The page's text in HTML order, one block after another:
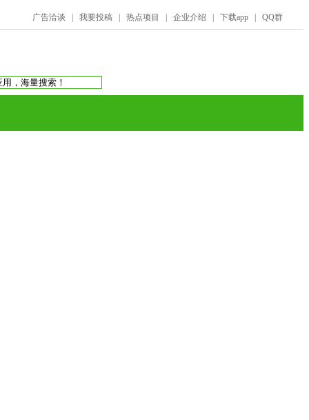
广告洽谈 我要投稿 热点项目 企业介绍 下载app QQ群